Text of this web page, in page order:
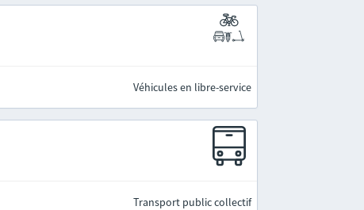
Véhicules en libre-service
Transport public collectif